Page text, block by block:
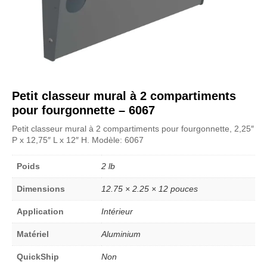
Petit classeur mural à 2 compartiments
pour fourgonnette – 6067
Petit classeur mural à 2 compartiments pour fourgonnette, 2,25″
P x 12,75″ L x 12″ H. Modèle: 6067
Poids 2 lb
Dimensions 12.75 × 2.25 × 12 pouces
Application Intérieur
Matériel Aluminium
QuickShip Non